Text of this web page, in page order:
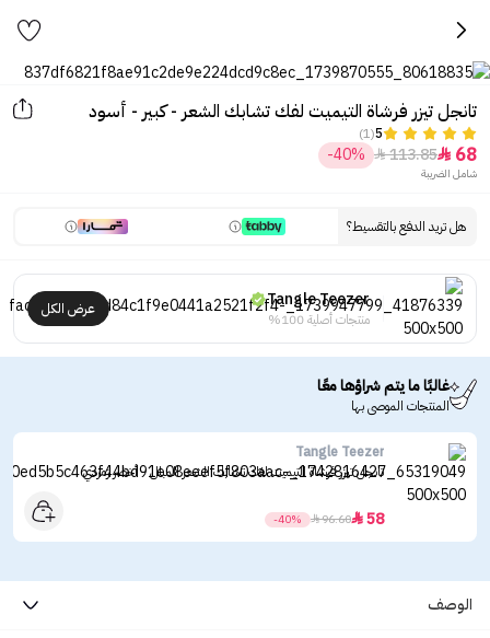
تانجل تيزر فرشاة التيميت لفك تشابك الشعر - كبير - أسود
5
(1)
68

113.85

-40%
شامل الضريبة
هل تريد الدفع بالتقسيط؟
Tangle Teezer
منتجات أصلية 100%
عرض الكل
غالبًا ما يتم شراؤها معًا
المنتجات الموصى بها
Tangle Teezer
تانجل تيزر فرشاة التيميت لفك تشابك الشعر المبلل - أخضر زمردي
58

96.60

-40%
الوصف